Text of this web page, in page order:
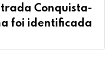
Conquista-
foi identificada